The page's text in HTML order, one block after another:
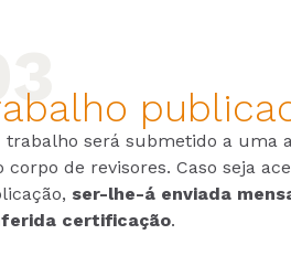
trabalho será submetido a uma
corpo de revisores. Caso seja
ser-lhe-á enviada
certificação.